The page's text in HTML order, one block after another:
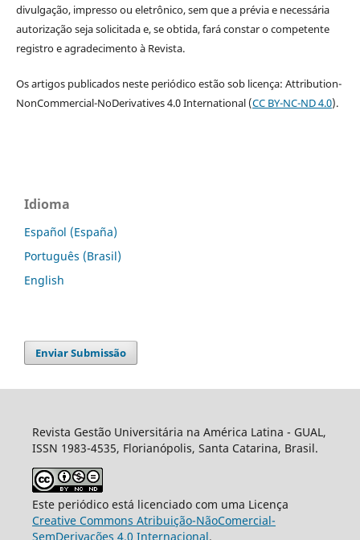
divulgação, impresso ou eletrônico, sem que a prévia e necessária
autorização seja solicitada e, se obtida, fará constar o competente
registro e agradecimento à Revista.
Os artigos publicados neste periódico estão sob licença: Attribution-
NonCommercial-NoDerivatives 4.0 International (CC BY-NC-ND 4.0).
Idioma
Español (España)
Português (Brasil)
English
Enviar Submissão
Revista Gestão Universitária na América Latina - GUAL,
ISSN 1983-4535, Florianópolis, Santa Catarina, Brasil.
Este periódico está licenciado com uma Licença
Creative Commons Atribuição-NãoComercial-
SemDerivações 4.0 Internacional.